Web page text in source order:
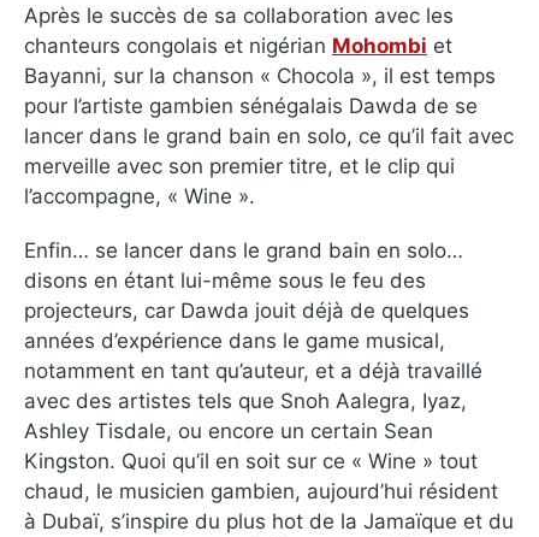
Après le succès de sa collaboration avec les
chanteurs congolais et nigérian Mohombi et
Bayanni, sur la chanson « Chocola », il est temps
pour l’artiste gambien sénégalais Dawda de se
lancer dans le grand bain en solo, ce qu’il fait avec
merveille avec son premier titre, et le clip qui
l’accompagne, « Wine ».
Enfin… se lancer dans le grand bain en solo…
disons en étant lui-même sous le feu des
projecteurs, car Dawda jouit déjà de quelques
années d’expérience dans le game musical,
notamment en tant qu’auteur, et a déjà travaillé
avec des artistes tels que Snoh Aalegra, Iyaz,
Ashley Tisdale, ou encore un certain Sean
Kingston. Quoi qu’il en soit sur ce « Wine » tout
chaud, le musicien gambien, aujourd’hui résident
à Dubaï, s’inspire du plus hot de la Jamaïque et du